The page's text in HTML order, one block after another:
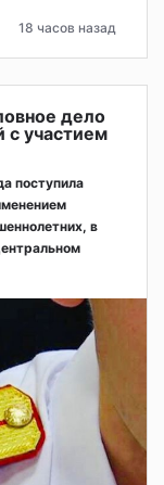
18 часов назад
дело
с участием
поступила
в